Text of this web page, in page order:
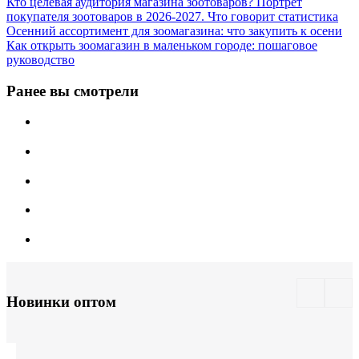
покупателя зоотоваров в 2026-2027. Что говорит статистика
Осенний ассортимент для зоомагазина: что закупить к осени
Как открыть зоомагазин в маленьком городе: пошаговое
руководство
Ранее вы смотрели
Новинки оптом